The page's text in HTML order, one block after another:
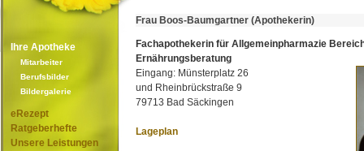
Ihre Apotheke
Mitarbeiter
Berufsbilder
Bildergalerie
eRezept
Ratgeberhefte
Unsere Leistungen
Frau Boos-Baumgartner (Apothekerin)
Fachapothekerin für Allgemeinpharmazie
Ernährungsberatung
Eingang: Münsterplatz 26
und Rheinbrückstraße 9
79713 Bad Säckingen
Lageplan